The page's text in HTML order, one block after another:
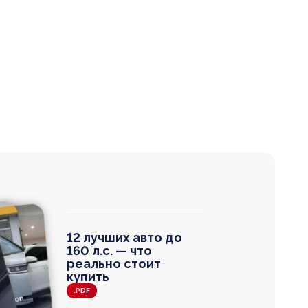
12 лучших авто до
160 л.с. — что
реально стоит
купить
.PDF